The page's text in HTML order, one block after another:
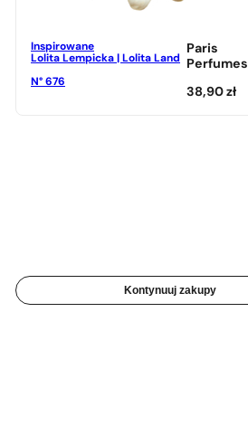
Inspirowane
Lolita Lempicka | Lolita Land
N° 676
Paris
Perfumes
38,90zł
Kontynuuj zakupy